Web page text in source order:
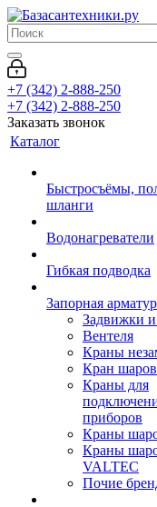
+7 (342) 2-888-250
+7 (342) 2-888-250
Заказать звонок
Каталог
Быстросъёмы,
шланги
Водонагреватели
Гибкая подводка
Запорная
Задвижки
Вентеля
Краны
Кран
Краны для
приборов
Краны
Краны
VALTEC
Почие